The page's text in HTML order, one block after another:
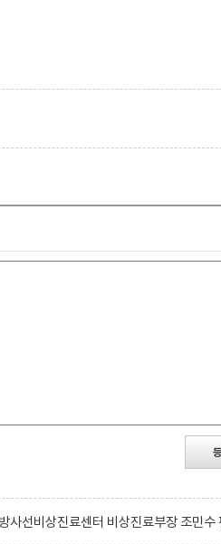
사선비상진료센터 비상진료부장 조민수